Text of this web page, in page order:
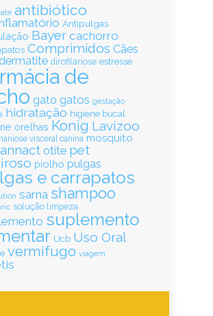
antibiótico
Antipulgas
Bayer cachorro
Comprimidos Cães
dermatite dirofilariose estresse
de
gato gatos gestação
hidratação higiene bucal
orelhas Konig Lavizoo
visceral canina mosquito
otite pet
piolho pulgas
e carrapatos
sarna shampoo
solução limpeza
suplemento
Ucb Uso Oral
vermifugo viagem